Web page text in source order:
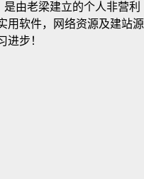
是由老梁建立的个人非营利
用软件，网络资源及建站源
进步！